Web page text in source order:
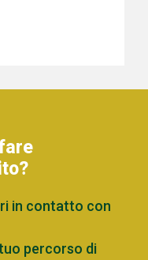
in contatto con
percorso di